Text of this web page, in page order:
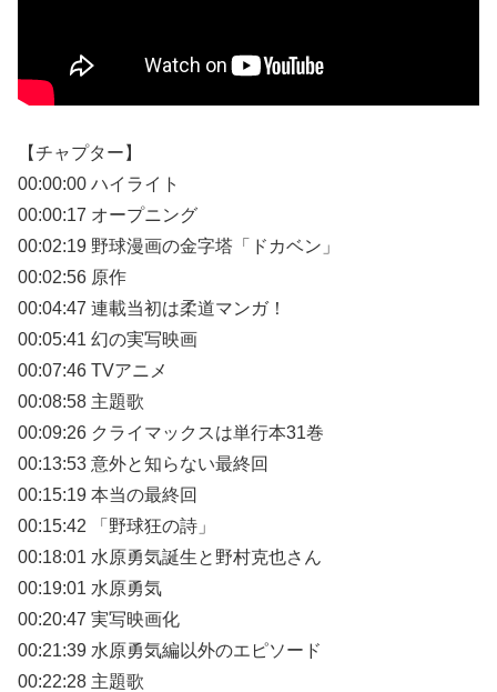
【チャプター】
00:00:00 ハイライト
00:00:17 オープニング
00:02:19 野球漫画の金字塔「ドカベン」
00:02:56 原作
00:04:47 連載当初は柔道マンガ！
00:05:41 幻の実写映画
00:07:46 TVアニメ
00:08:58 主題歌
00:09:26 クライマックスは単行本31巻
00:13:53 意外と知らない最終回
00:15:19 本当の最終回
00:15:42 「野球狂の詩」
00:18:01 水原勇気誕生と野村克也さん
00:19:01 水原勇気
00:20:47 実写映画化
00:21:39 水原勇気編以外のエピソード
00:22:28 主題歌